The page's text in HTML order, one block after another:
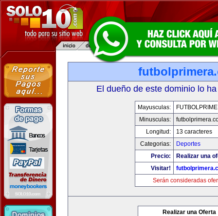
El dueño de este dominio lo
Mayusculas:
Minusculas:
Longitud:
13 caracteres
Categorias:
Deportes
Precio:
Realizar una
Visitar!
Serán consideradas
Realizar una Oferta